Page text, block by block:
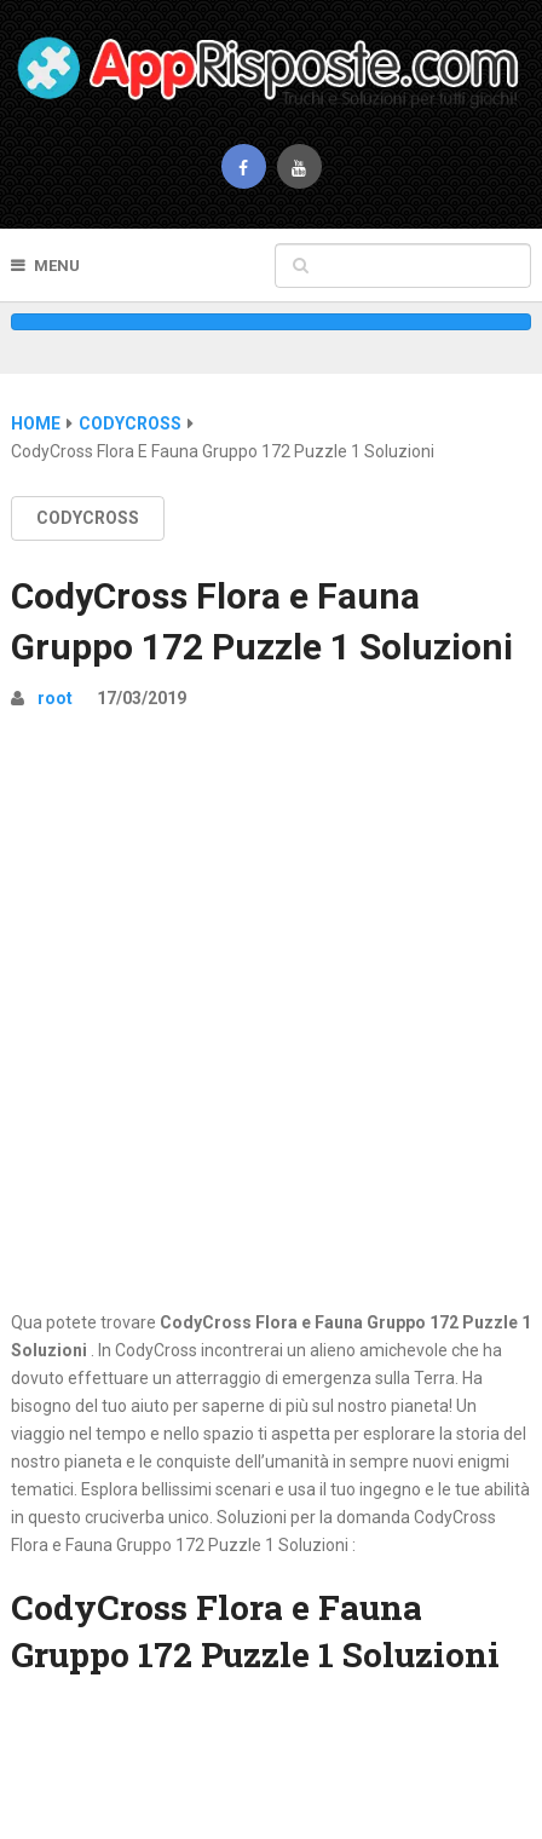
MENU
HOME
CODYCROSS
CodyCross Flora E Fauna Gruppo 172 Puzzle 1 Soluzioni
CODYCROSS
CodyCross Flora e Fauna
Gruppo 172 Puzzle 1 Soluzioni
root 17/03/2019
Qua potete trovare CodyCross Flora e Fauna Gruppo 172 Puzzle 1
Soluzioni . In CodyCross incontrerai un alieno amichevole che ha
dovuto effettuare un atterraggio di emergenza sulla Terra. Ha
bisogno del tuo aiuto per saperne di più sul nostro pianeta! Un
viaggio nel tempo e nello spazio ti aspetta per esplorare la storia del
nostro pianeta e le conquiste dell’umanità in sempre nuovi enigmi
tematici. Esplora bellissimi scenari e usa il tuo ingegno e le tue abilità
in questo cruciverba unico. Soluzioni per la domanda CodyCross
Flora e Fauna Gruppo 172 Puzzle 1 Soluzioni :
CodyCross Flora e Fauna
Gruppo 172 Puzzle 1 Soluzioni